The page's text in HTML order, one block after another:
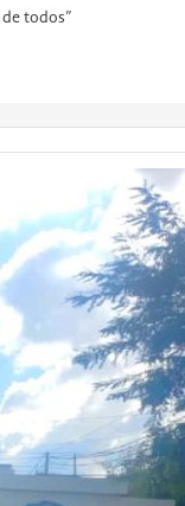
todos”